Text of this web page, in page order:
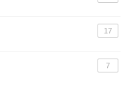
17
7